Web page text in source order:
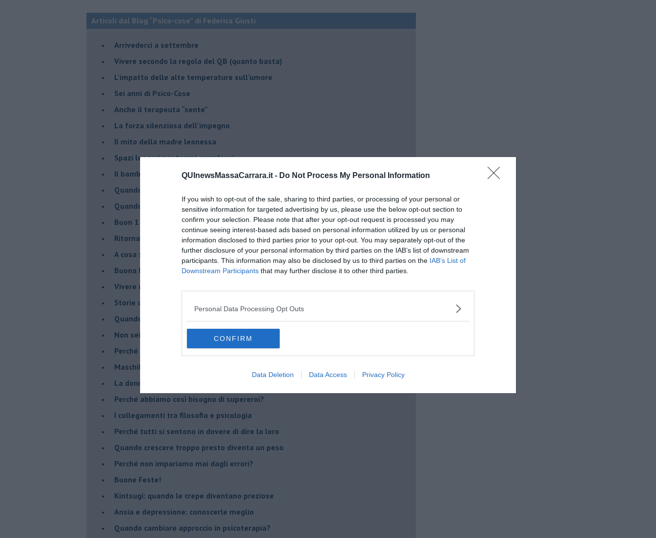
QUInewsMassaCarrara.it - Do Not Process My Personal Information
If you wish to opt-out of the sale, sharing to third parties, or processing of your personal or
sensitive information for targeted advertising by us, please use the below opt-out section to
confirm your selection. Please note that after your opt-out request is processed you may
continue seeing interest-based ads based on personal information utilized by us or personal
information disclosed to third parties prior to your opt-out. You may separately opt-out of the
further disclosure of your personal information by third parties on the IAB’s list of downstream
participants. This information may also be disclosed by us to third parties on the IAB’s List of
Downstream Participants that may further disclose it to other third parties.
Personal Data Processing Opt Outs
CONFIRM
Data Deletion Data Access Privacy Policy
Articoli dal Blog “Psico-cose” di Federica Giusti
​Arrivederci a settembre
​Vivere secondo la regola del QB (quanto basta)
​L'impatto delle alte temperature sull’umore
Sei anni di Psico-Cose
​Anche il terapeuta “sente”
​La forza silenziosa dell'impegno
​Il mito della madre leonessa
Spazi leggeri per tempi complessi
Il bambino, il marshmallow e il tempo
​Quando cambia il nome di una sindrome
​Quando il terapeuta torna a casa
​Buon 1 Maggio!
Ritornare indietro di vent’anni
​A cosa serve davvero la psicoterapia
​Buona Pasqua e … buona rinascita!
​Vivere nell’incertezza
​Storie di rinascita: i Take That
​Quando la rigidità del terapeuta è fondamentale
​Non sei indietro, stai seguendo il tuo tempo
​Perché abbiamo bisogno di Sanremo?
​Maschilismo inconsapevole
​La donna può scegliere di non essere madre!
​Perché abbiamo così bisogno di supereroi?
​I collegamenti tra filosofia e psicologia
​Perché tutti si sentono in dovere di dire la loro
​Quando crescere troppo presto diventa un peso
​Perché non impariamo mai dagli errori?
​Buone Feste!
​Kintsugi: quando le crepe diventano preziose
Ansia e depressione: conoscerle meglio
Quando cambiare approccio in psicoterapia?